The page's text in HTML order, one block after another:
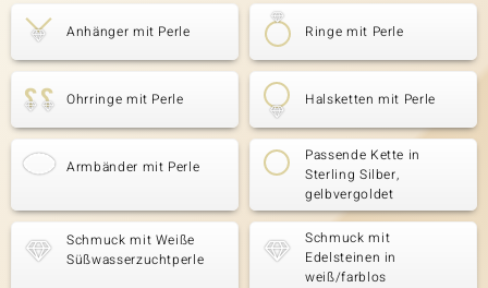
Anhänger mit Perle Ringe mit Perle
Ohrringe mit Perle Halsketten mit Perle
Armbänder mit Perle
Passende Kette in
Sterling Silber,
gelbvergoldet
Schmuck mit Weiße
Süßwasserzuchtperle
Schmuck mit
Edelsteinen in
weiß/farblos